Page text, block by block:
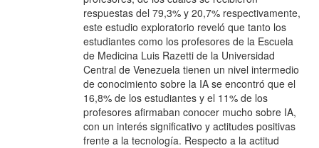
respuestas del 79,3% y 20,7% respectivamente,
este estudio exploratorio reveló que tanto los
estudiantes como los profesores de la Escuela
de Medicina Luis Razetti de la Universidad
Central de Venezuela tienen un nivel intermedio
de conocimiento sobre la IA se encontró que el
16,8% de los estudiantes y el 11% de los
profesores afirmaban conocer mucho sobre IA,
con un interés significativo y actitudes positivas
frente a la tecnología. Respecto a la actitud